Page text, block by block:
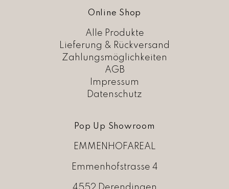
Online Shop
Alle Produkte
Lieferung & Rückversand
Zahlungsmöglichkeiten
AGB
Impressum
Datenschutz
Pop Up Showroom
EMMENHOFAREAL
Emmenhofstrasse 4